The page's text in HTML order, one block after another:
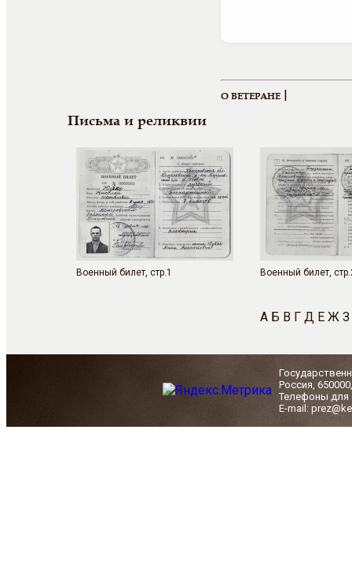
О ВЕТЕРАНЕ |
Письма и реликвии
Военный билет, стр.1 Военный билет,
А Б В Г Д Е Ж З
Россия,
Телефоны для
E-mail: